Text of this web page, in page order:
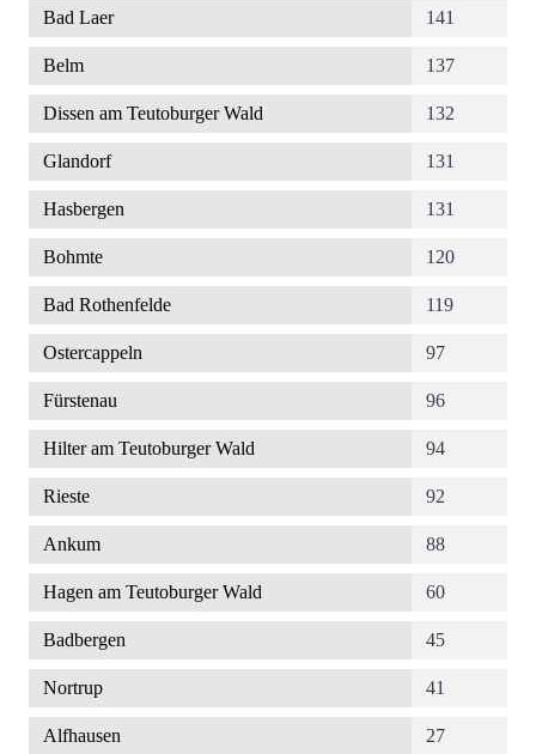
Bad Laer 141
Belm 137
Dissen am Teutoburger Wald 132
Glandorf 131
Hasbergen 131
Bohmte 120
Bad Rothenfelde 119
Ostercappeln 97
Fürstenau 96
Hilter am Teutoburger Wald 94
Rieste 92
Ankum 88
Hagen am Teutoburger Wald 60
Badbergen 45
Nortrup 41
Alfhausen 27